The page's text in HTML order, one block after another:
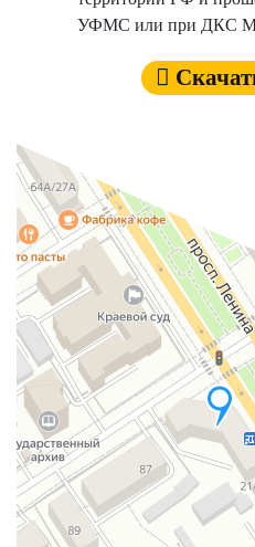
УФМС или при ДКС